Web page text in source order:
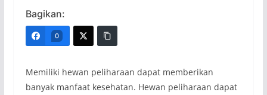
Bagikan:
0
Memiliki hewan peliharaan dapat memberikan
banyak manfaat kesehatan. Hewan peliharaan dapat